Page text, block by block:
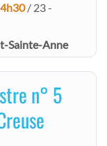
4h30/ 23 -
Sainte-Anne
n° 5